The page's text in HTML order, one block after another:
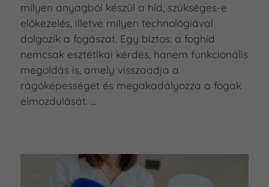
milyen anyagból készül a híd, szükséges-e
előkezelés, illetve milyen technológiával
dolgozik a fogászat. Egy biztos: a foghíd
nemcsak esztétikai kérdés, hanem funkcionális
megoldás is, amely visszaadja a
rágóképességet és megakadályozza a fogak
elmozdulását. ...